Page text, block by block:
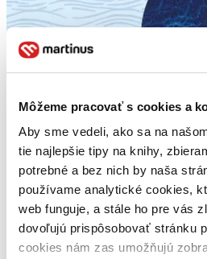
Môžeme pracovať s cookies a
Aby sme vedeli, ako sa na
tie najlepšie tipy na knihy,
potrebné a bez nich by naša
používame analytické cookies,
web funguje, a stále ho pre vás
dovoľujú prispôsobovať stránku
cookies nám zas umožňujú